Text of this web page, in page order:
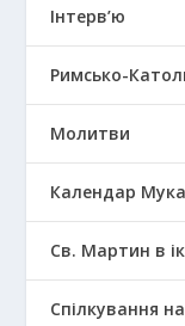
Інтерв’ю
Римсько-
Молитви
Календар
Св. Мартин в
Спілкування